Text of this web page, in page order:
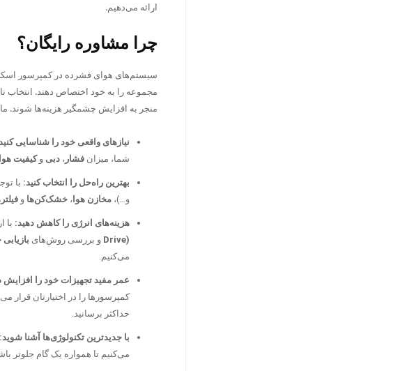
ارائه می‌دهیم.
چرا مشاوره رایگان؟
سیستم‌های هوای فشرده در کمپرسور
مجموعه را به خود اختصاص دهند. انتخاب
منجر به افزایش چشمگیر هزینه‌ها شوند.
نیازهای واقعی خود را شناسایی
شما، میزان فشار ، دبی وکیفیت
بهترین راه‌حل را انتخاب کنید: با
و…)، مخازن هوا ، خشک‌کن‌ها و
هزینه‌های انرژی را کاهش دهید: با
Drive) و بررسی روش‌های
می‌کنیم.
عمر مفید تجهیزات خود را افزایش
کمپرسورها را در اختیارتان
حداکثر برسانید.
با جدیدترین تکنولوژی‌ها آشنا شوید:
می‌کنیم تا همواره یک گام جلوتر